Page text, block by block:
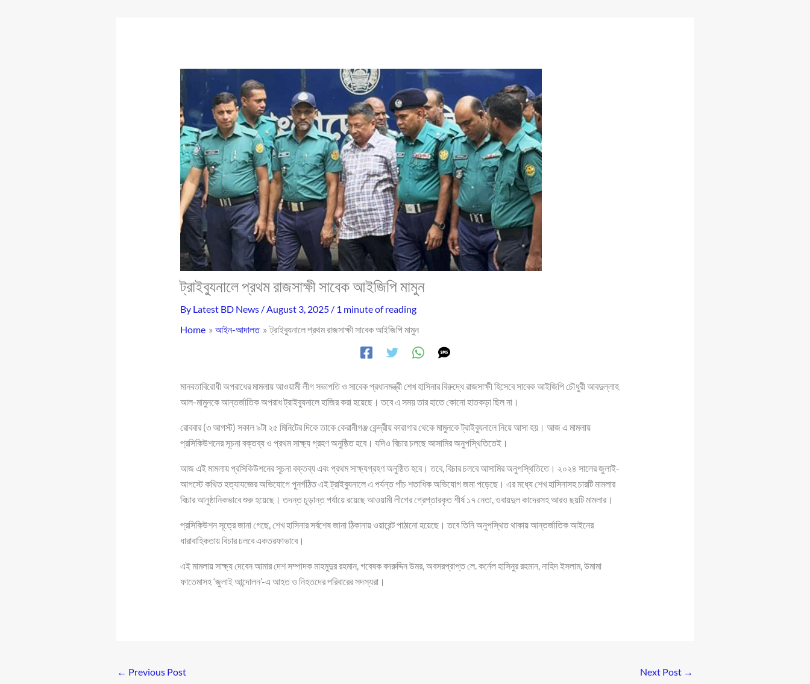
ট্রাইব্যুনালে প্রথম রাজসাক্ষী সাবেক আইজিপি মামুন
By Latest BD News /August 3, 2025 / 1 minute of reading
Home
আইন-আদালত ট্রাইব্যুনালে প্রথম রাজসাক্ষী সাবেক আইজিপি মামুন
মানবতাবিরোধী অপরাধের মামলায় আওয়ামী লীগ সভাপতি ও সাবেক প্রধানমন্ত্রী শেখ হাসিনার বিরুদ্ধে রাজসাক্ষী হিসেবে সাবেক আইজিপি চৌধুরী আবদুল্লাহ
আল-মামুনকে আন্তর্জাতিক অপরাধ ট্রাইব্যুনালে হাজির করা হয়েছে। তবে এ সময় তার হাতে কোনো হাতকড়া ছিল না।
রোববার (৩ আগস্ট) সকাল ৯টা ২৫ মিনিটের দিকে তাকে কেরানীগঞ্জ কেন্দ্রীয় কারাগার থেকে মামুনকে ট্রাইব্যুনালে নিয়ে আসা হয়। আজ এ মামলায়
প্রসিকিউশনের সূচনা বক্তব্য ও প্রথম সাক্ষ্য গ্রহণ অনুষ্ঠিত হবে। যদিও বিচার চলছে আসামির অনুপস্থিতিতেই।
আজ এই মামলায় প্রসিকিউশনের সূচনা বক্তব্য এবং প্রথম সাক্ষ্যগ্রহণ অনুষ্ঠিত হবে। তবে, বিচার চলবে আসামির অনুপস্থিতিতে। ২০২৪ সালের জুলাই-
আগস্টে কথিত হত্যাযজ্ঞের অভিযোগে পুনর্গঠিত এই ট্রাইব্যুনালে এ পর্যন্ত পাঁচ শতাধিক অভিযোগ জমা পড়েছে। এর মধ্যে শেখ হাসিনাসহ চারটি মামলার
বিচার আনুষ্ঠানিকভাবে শুরু হয়েছে। তদন্ত চূড়ান্ত পর্যায়ে রয়েছে আওয়ামী লীগের গ্রেপ্তারকৃত শীর্ষ ১৭ নেতা, ওবায়দুল কাদেরসহ আরও ছয়টি মামলার।
প্রসিকিউশন সূত্রে জানা গেছে, শেখ হাসিনার সর্বশেষ জানা ঠিকানায় ওয়ারেন্ট পাঠানো হয়েছে। তবে তিনি অনুপস্থিত থাকায় আন্তর্জাতিক আইনের
ধারাবাহিকতায় বিচার চলবে একতরফাভাবে।
এই মামলায় সাক্ষ্য দেবেন আমার দেশ সম্পাদক মাহমুদুর রহমান, গবেষক বদরুদ্দিন উমর, অবসরপ্রাপ্ত লে. কর্নেল হাসিনুর রহমান, নাহিদ ইসলাম, উমামা
ফাতেমাসহ ‘জুলাই আন্দোলন’-এ আহত ও নিহতদের পরিবারের সদস্যরা।
← Previous Post Next Post →